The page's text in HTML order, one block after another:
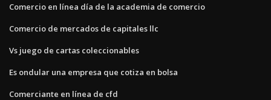
Comercio en línea día de la academia de comercio
Comercio de mercados de capitales llc
Vs juego de cartas coleccionables
Es ondular una empresa que cotiza en bolsa
Comerciante en línea de cfd